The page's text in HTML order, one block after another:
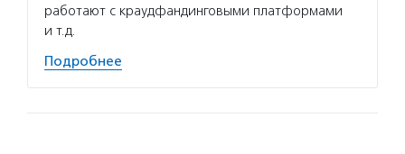
работают с краудфандинговыми платформами
и т.д.
Подробнее